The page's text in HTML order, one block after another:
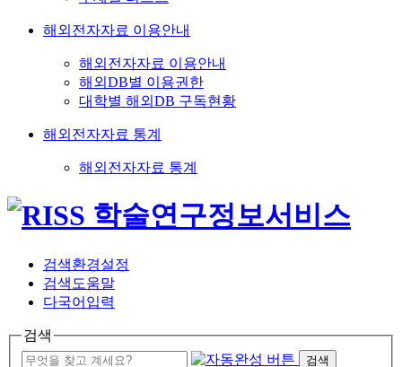
해외전자자료 이용안내
해외전자자료 이용안내
해외DB별 이용권한
대학별 해외DB 구독현황
해외전자자료 통계
해외전자자료 통계
검색환경설정
검색도움말
다국어입력
검색
검색